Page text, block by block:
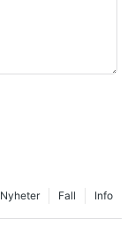
Info
Fall
Nyheter